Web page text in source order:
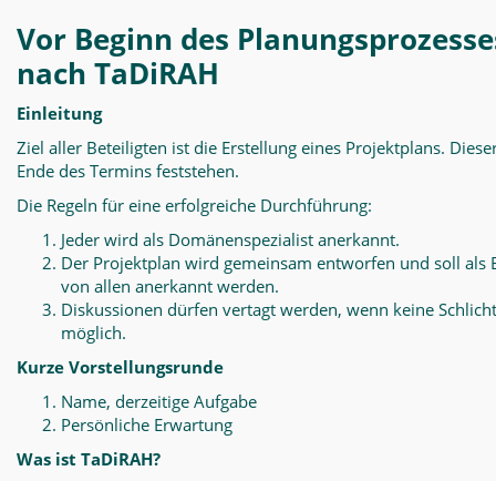
Vor Beginn des
nach TaDiRAH
Einleitung
Ziel aller Beteiligten ist die Erstellung eines Projektplans.
Ende des Termins feststehen.
Die Regeln für eine erfolgreiche Durchführung:
Jeder wird als Domänenspezialist anerkannt.
Der Projektplan wird gemeinsam entworfen und soll als
von allen anerkannt werden.
Diskussionen dürfen vertagt werden, wenn keine
möglich.
Kurze Vorstellungsrunde
Name, derzeitige Aufgabe
Persönliche Erwartung
Was ist TaDiRAH?